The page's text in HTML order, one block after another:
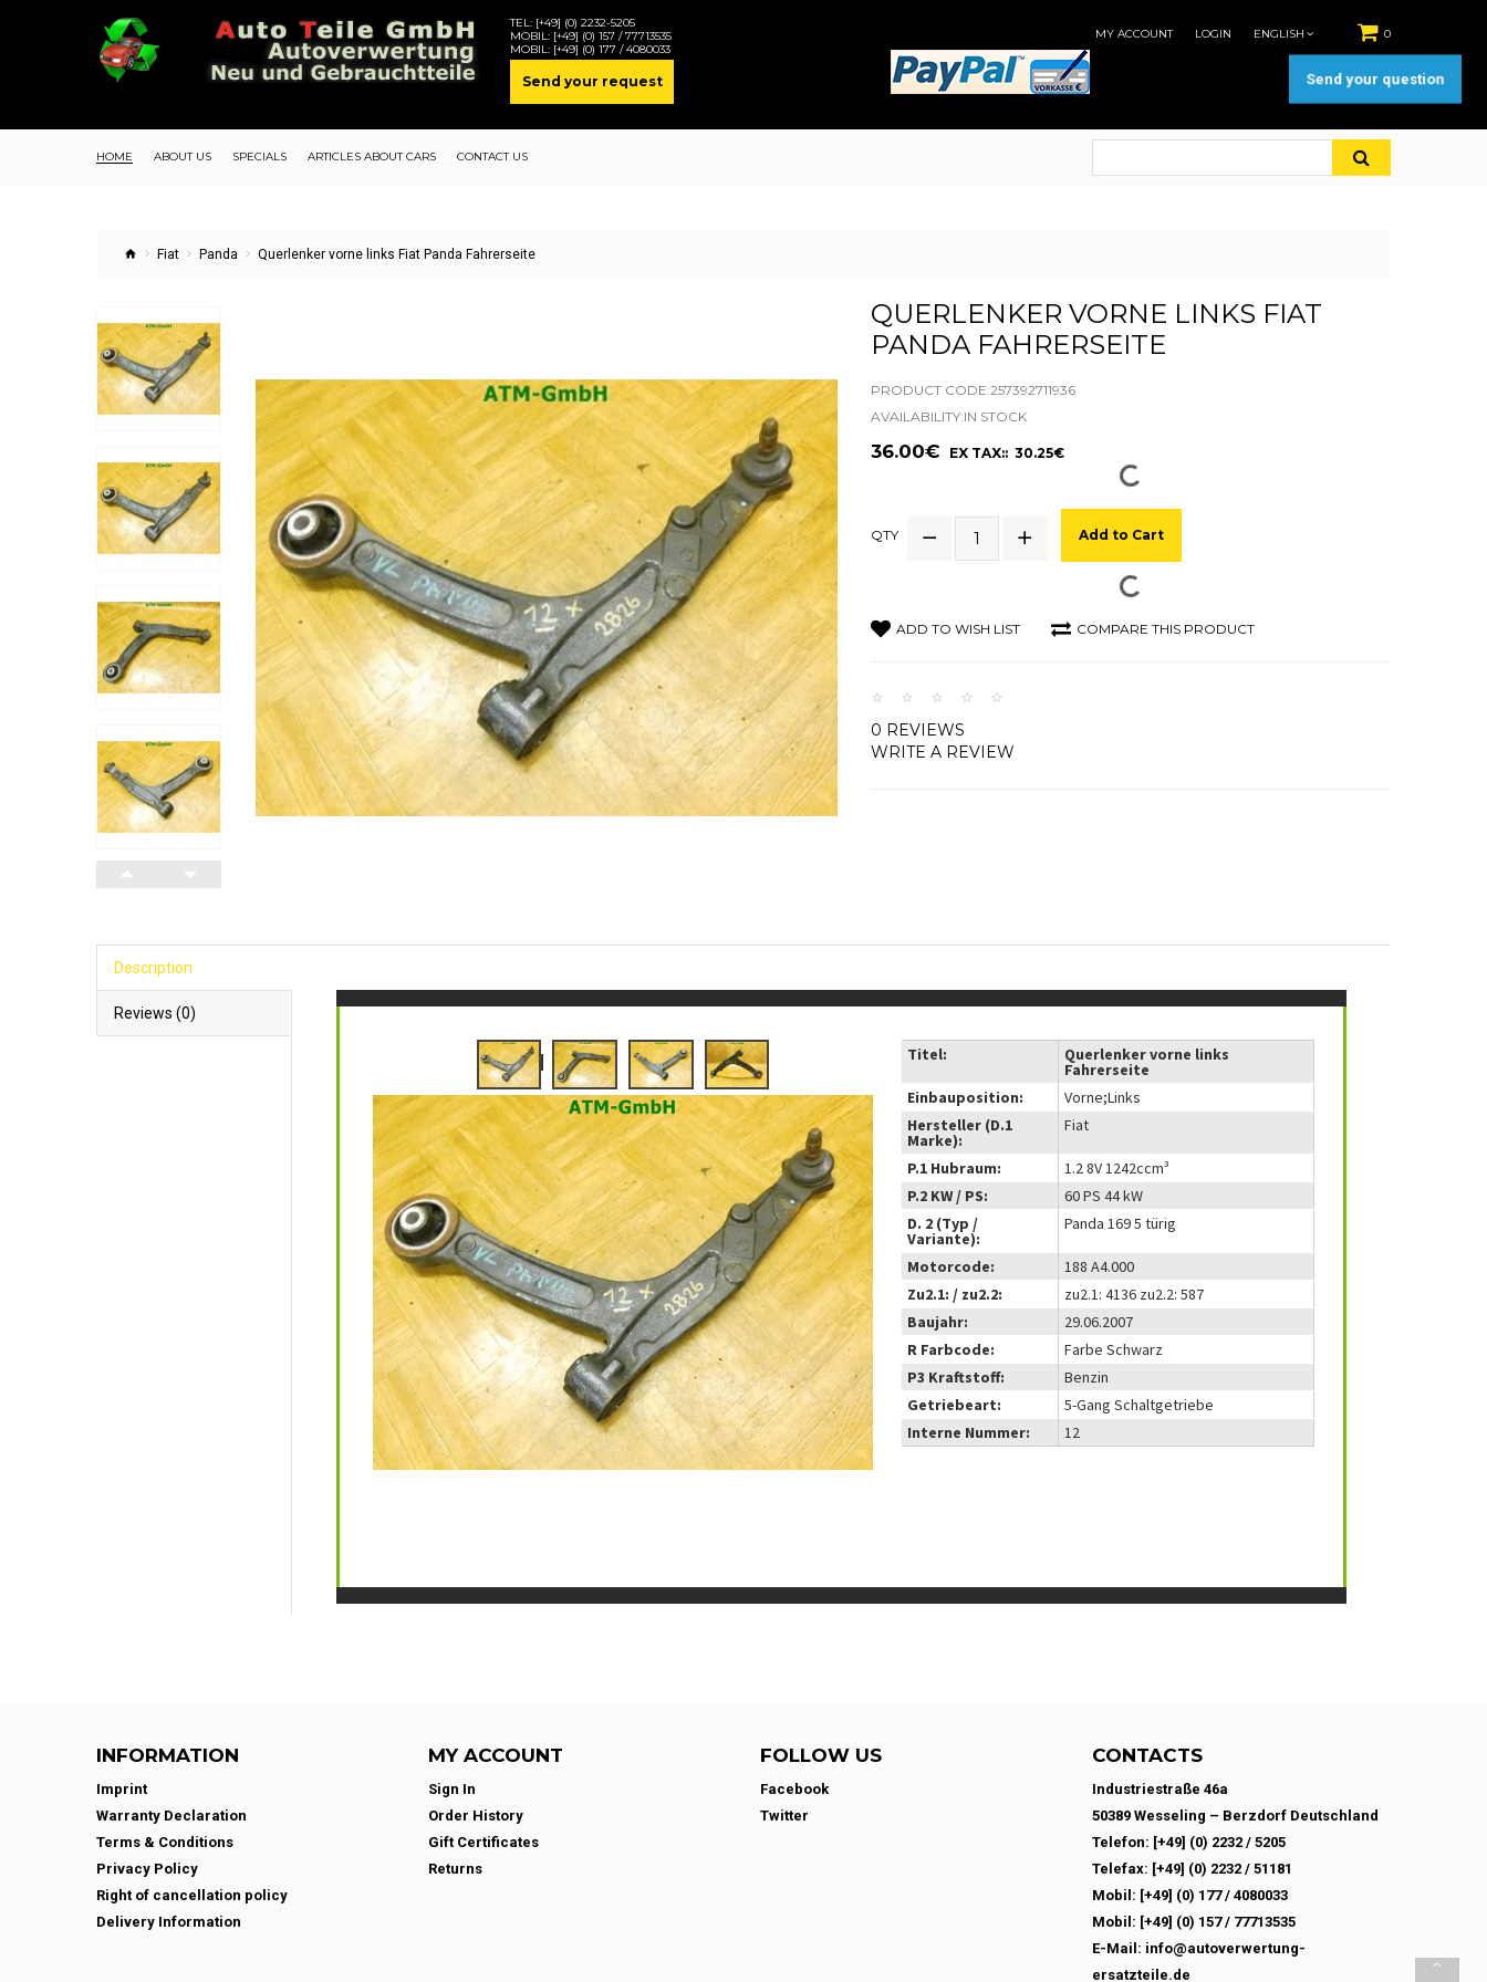
TEL: [+49] (0) 2232-5205
MOBIL: [+49] (0) 157 / 77713535
MOBIL: [+49] (0) 177 / 4080033
Send your request
0
MY ACCOUNT LOGIN ENGLISH
HOME ABOUT US SPECIALS ARTICLES ABOUT CARS CONTACT US
Fiat Panda Querlenker vorne links Fiat Panda Fahrerseite
QUERLENKER VORNE LINKS FIAT
PANDA FAHRERSEITE
PRODUCT CODE:257392711936
AVAILABILITY:IN STOCK
36.00€ EX TAX:: 30.25€
QTY Add to Cart
ADD TO WISH LIST COMPARE THIS PRODUCT
0 REVIEWS
WRITE A REVIEW
Description
Reviews (0)
Titel: Querlenker vorne links
Fahrerseite
Einbauposition:
Vorne;Links
Hersteller (D.1
Marke):
Fiat
P.1 Hubraum:
1.2 8V 1242ccm³
P.2 KW / PS:
60 PS 44 kW
D. 2 (Typ /
Variante):
Panda 169 5 türig
Motorcode:
188 A4.000
Zu2.1: / zu2.2:
zu2.1: 4136 zu2.2: 587
Baujahr:
29.06.2007
R Farbcode:
Farbe Schwarz
P3 Kraftstoff:
Benzin
Getriebeart:
5-Gang Schaltgetriebe
Interne Nummer:
12
INFORMATION
Imprint
Warranty Declaration
Terms & Conditions
Privacy Policy
Right of cancellation policy
Delivery Information
MY ACCOUNT
Sign In
Order History
Gift Certificates
Returns
FOLLOW US
Facebook
Twitter
CONTACTS
Industriestraße 46a
50389 Wesseling – Berzdorf Deutschland
Telefon: [+49] (0) 2232 / 5205
Telefax: [+49] (0) 2232 / 51181
Mobil: [+49] (0) 177 / 4080033
Mobil: [+49] (0) 157 / 77713535
E-Mail: info@autoverwertung-
ersatzteile.de
Send your question